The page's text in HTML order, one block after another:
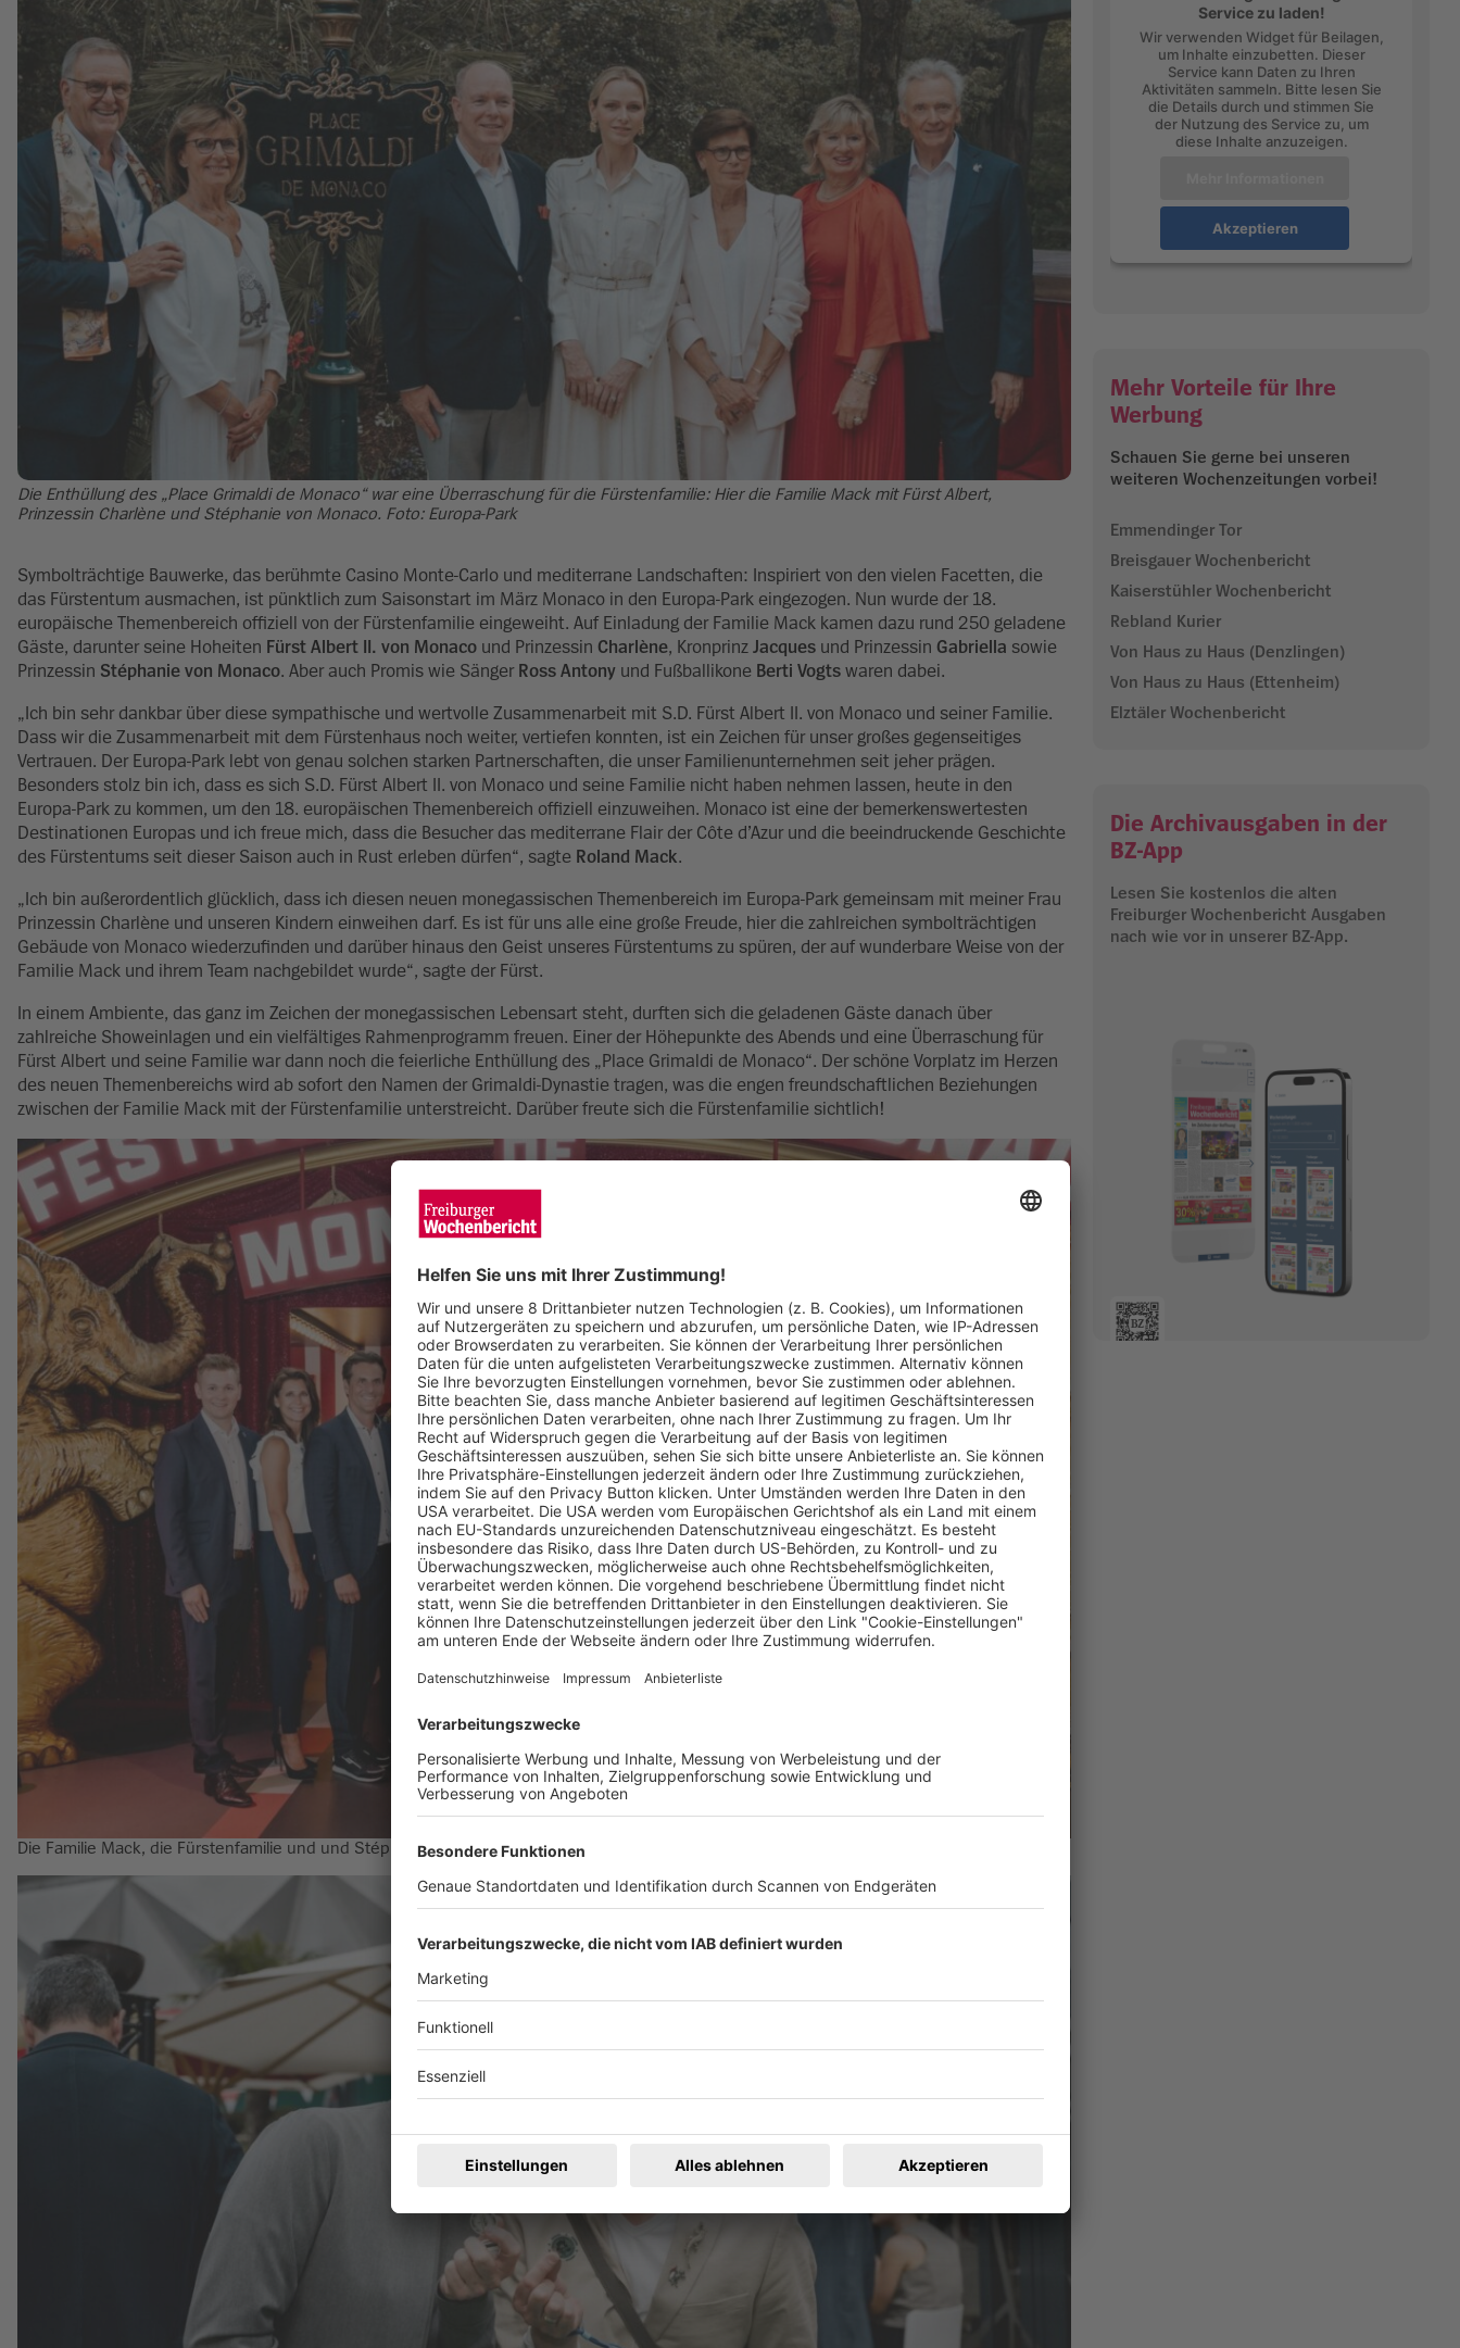
Die Enthüllung des „Place Grimaldi de Monaco“ war eine Überraschung für die Fürstenfamilie: Hier die Familie Mack mit Fürst Albert,
Prinzessin Charlène und Stéphanie von Monaco. Foto: Europa-Park
Symbolträchtige Bauwerke, das berühmte Casino Monte-Carlo und mediterrane Landschaften: Inspiriert von den vielen Facetten, die
das Fürstentum ausmachen, ist pünktlich zum Saisonstart im März Monaco in den Europa-Park eingezogen. Nun wurde der 18.
europäische Themenbereich offiziell von der Fürstenfamilie eingeweiht. Auf Einladung der Familie Mack kamen dazu rund 250 geladene
Gäste, darunter seine Hoheiten Fürst Albert II. von Monaco und Prinzessin Charlène, Kronprinz Jacques und Prinzessin Gabriella sowie
Prinzessin Stéphanie von Monaco. Aber auch Promis wie Sänger Ross Antony und Fußballikone Berti Vogts waren dabei.
„Ich bin sehr dankbar über diese sympathische und wertvolle Zusammenarbeit mit S.D. Fürst Albert II. von Monaco und seiner Familie.
Dass wir die Zusammenarbeit mit dem Fürstenhaus noch weiter, vertiefen konnten, ist ein Zeichen für unser großes gegenseitiges
Vertrauen. Der Europa-Park lebt von genau solchen starken Partnerschaften, die unser Familienunternehmen seit jeher prägen.
Besonders stolz bin ich, dass es sich S.D. Fürst Albert II. von Monaco und seine Familie nicht haben nehmen lassen, heute in den
Europa-Park zu kommen, um den 18. europäischen Themenbereich offiziell einzuweihen. Monaco ist eine der bemerkenswertesten
Destinationen Europas und ich freue mich, dass die Besucher das mediterrane Flair der Côte d’Azur und die beeindruckende Geschichte
des Fürstentums seit dieser Saison auch in Rust erleben dürfen“, sagte Roland Mack.
„Ich bin außerordentlich glücklich, dass ich diesen neuen monegassischen Themenbereich im Europa-Park gemeinsam mit meiner Frau
Prinzessin Charlène und unseren Kindern einweihen darf. Es ist für uns alle eine große Freude, hier die zahlreichen symbolträchtigen
Gebäude von Monaco wiederzufinden und darüber hinaus den Geist unseres Fürstentums zu spüren, der auf wunderbare Weise von der
Familie Mack und ihrem Team nachgebildet wurde“, sagte der Fürst.
In einem Ambiente, das ganz im Zeichen der monegassischen Lebensart steht, durften sich die geladenen Gäste danach über
zahlreiche Showeinlagen und ein vielfältiges Rahmenprogramm freuen. Einer der Höhepunkte des Abends und eine Überraschung für
Fürst Albert und seine Familie war dann noch die feierliche Enthüllung des „Place Grimaldi de Monaco“. Der schöne Vorplatz im Herzen
des neuen Themenbereichs wird ab sofort den Namen der Grimaldi-Dynastie tragen, was die engen freundschaftlichen Beziehungen
zwischen der Familie Mack mit der Fürstenfamilie unterstreicht. Darüber freute sich die Fürstenfamilie sichtlich!
Die Familie Mack, die Fürstenfamilie und und Stéphanie von Monaco im Themenbereich Monaco. Foto: Europa-Park
Service zu laden!
Wir verwenden Widget für Beilagen,
um Inhalte einzubetten. Dieser
Service kann Daten zu Ihren
Aktivitäten sammeln. Bitte lesen Sie
die Details durch und stimmen Sie
der Nutzung des Service zu, um
diese Inhalte anzuzeigen.
Akzeptieren
Mehr Vorteile für Ihre
Werbung
Schauen Sie gerne bei unseren
weiteren Wochenzeitungen vorbei!
Emmendinger Tor
Breisgauer Wochenbericht
Kaiserstühler Wochenbericht
Rebland Kurier
Von Haus zu Haus (Denzlingen)
Von Haus zu Haus (Ettenheim)
Elztäler Wochenbericht
Die Archivausgaben in der
BZ-App
Lesen Sie kostenlos die alten
Freiburger Wochenbericht Ausgaben
nach wie vor in unserer BZ-App.